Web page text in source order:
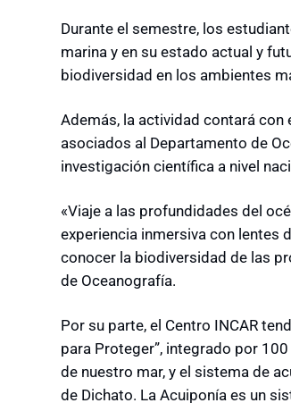
Durante el semestre, los
marina y en su estado actual y
biodiversidad en los ambientes
Además, la actividad contará con
asociados al Departamento de
investigación científica a nivel
«Viaje a las profundidades del
experiencia inmersiva con lentes
conocer la biodiversidad de las
de Oceanografía.
Por su parte, el Centro INCAR
para Proteger”, integrado por
de nuestro mar, y el sistema de
de Dichato. La Acuiponía es un